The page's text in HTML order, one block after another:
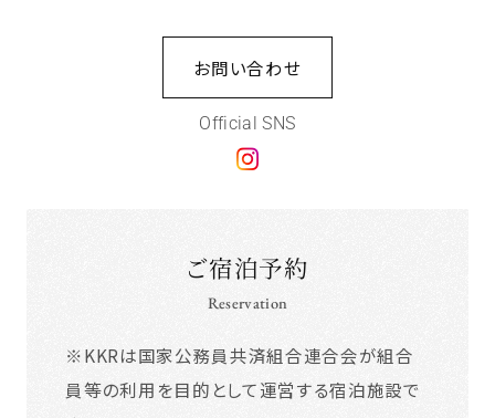
お問い合わせ
Official SNS
ご宿泊予約
Reservation
※KKRは国家公務員共済組合連合会が組合
員等の利用を目的として運営する宿泊施設で